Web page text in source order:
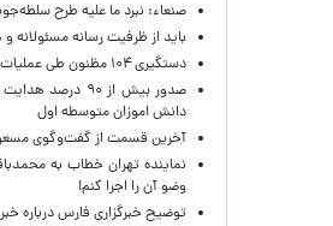
صنعاء: نبرد ما علیه طرح
باید از ظرفیت رسانه مسئولانه
دستگیری ۱۰۴ مظنون طی عملیات‌هایی علیه داعش در ترکیه
دانش اموزان متوسطه اول
آخرین قسمت از گفت‌وگوی
نماینده تهران خطاب به
وضو آن را اجرا کنم!
توضیح خبرگزاری فارس درباره